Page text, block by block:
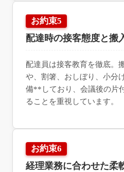
お約束5
配達時の接客態度と搬
配達員は接客教育を徹底。
や、割箸、おしぼり、小分
備**しており、会議後の片
ることを重視しています。
お約束6
経理業務に合わせた柔